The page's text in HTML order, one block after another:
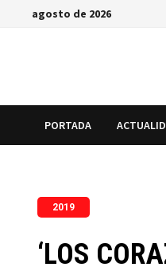
Saltaragosto de 2026
PORTADA
2019
‘LOS